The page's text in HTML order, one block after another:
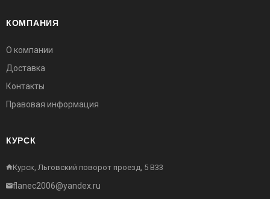
КОМПАНИЯ
О компании
Доставка
Контакты
Правовая информация
КУРСК
Курск, Льговский поворот проезд, 5 В33
flanec2006@yandex.ru